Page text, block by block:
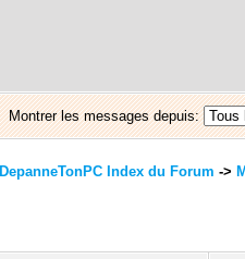
Montrer les messages depuis:
DepanneTonPC Index du Forum ->